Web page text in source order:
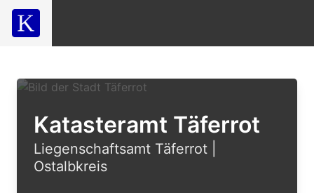
Katasteramt Täferrot
Liegenschaftsamt Täferrot |
Ostalbkreis